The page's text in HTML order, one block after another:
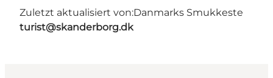
Zuletzt aktualisiert von:Danmarks Smukkeste
turist@skanderborg.dk